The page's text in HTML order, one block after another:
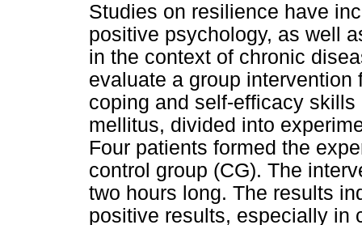
Studies on resilience have
positive psychology, as well
in the context of chronic
evaluate a group
coping and self-efficacy
mellitus, divided into
Four patients formed the
control group (CG). The
two hours long. The results
positive results, especially in